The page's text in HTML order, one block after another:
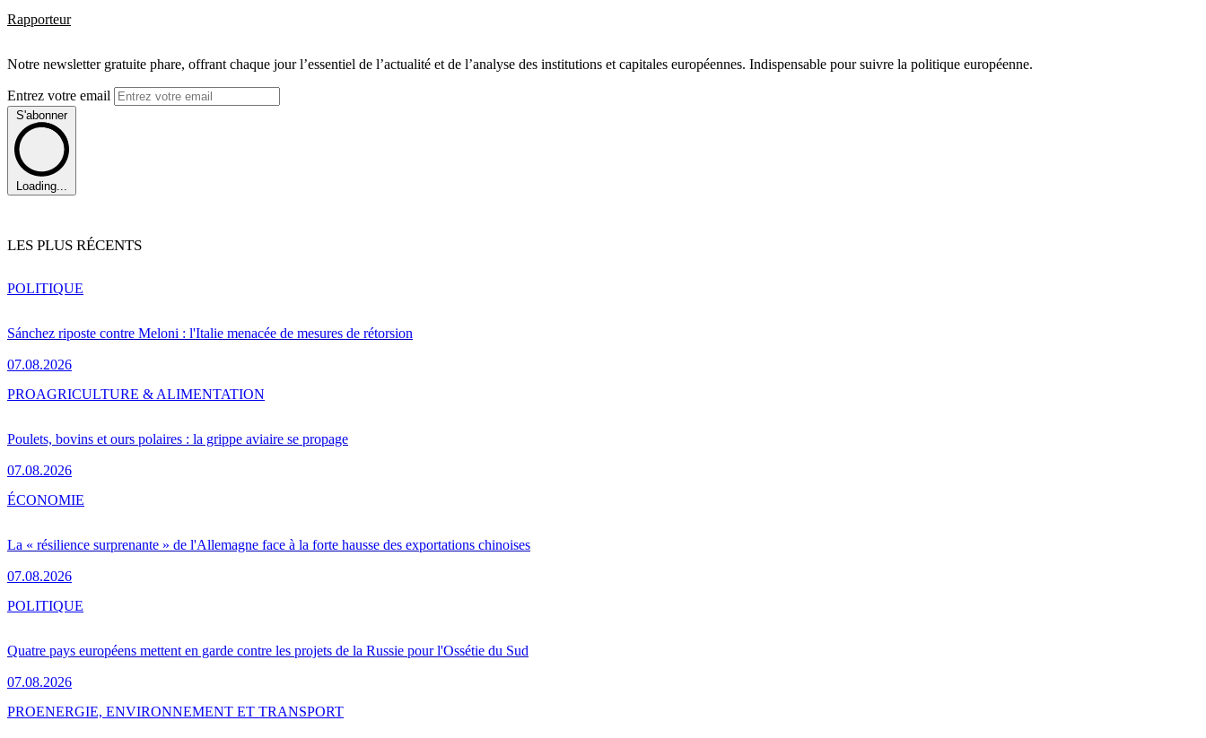
Rapporteur
Notre newsletter gratuite phare, offrant chaque jour l’essentiel de l’actualité et de l’analyse des institutions et capitales européennes. Indispensable pour suivre la politique européenne.
Entrez votre email
S'abonner
Loading...
LES PLUS RÉCENTS
Sánchez riposte contre Meloni : l'Italie menacée de mesures de rétorsion
07.08.2026
POLITIQUE
Poulets, bovins et ours polaires : la grippe aviaire se propage
07.08.2026
PROAGRICULTURE & ALIMENTATION
La « résilience surprenante » de l'Allemagne face à la forte hausse des exportations chinoises
07.08.2026
ÉCONOMIE
Quatre pays européens mettent en garde contre les projets de la Russie pour l'Ossétie du Sud
07.08.2026
POLITIQUE
PROENERGIE, ENVIRONNEMENT ET TRANSPORT